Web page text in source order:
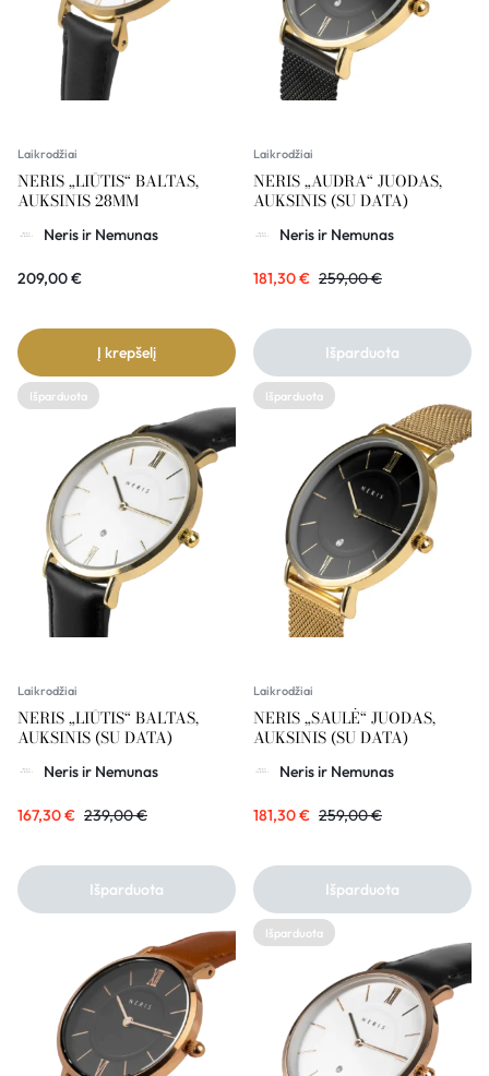
Laikrodžiai
NERIS „LIŪTIS“ BALTAS,
AUKSINIS 28MM
Neris ir Nemunas
209,00€
Į krepšelį
Laikrodžiai
NERIS „AUDRA“ JUODAS,
AUKSINIS (SU DATA)
Neris ir Nemunas
181,30€ 259,00€
Išparduota
Išparduota
Laikrodžiai
NERIS „LIŪTIS“ BALTAS,
AUKSINIS (SU DATA)
Neris ir Nemunas
167,30€ 239,00€
Išparduota
Išparduota
Laikrodžiai
NERIS „SAULĖ“ JUODAS,
AUKSINIS (SU DATA)
Neris ir Nemunas
181,30€ 259,00€
Išparduota
Išparduota